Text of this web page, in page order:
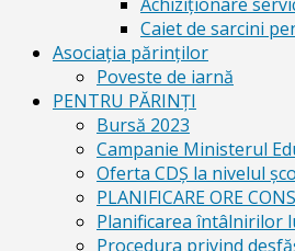
Caiet de sarcini
Asociația părinților
Poveste de iarnă
PENTRU PĂRINȚI
Bursă 2023
Campanie Ministerul
Oferta CDŞ la nivelul
PLANIFICARE ORE
Planificarea întâlnirilor
Procedura privind